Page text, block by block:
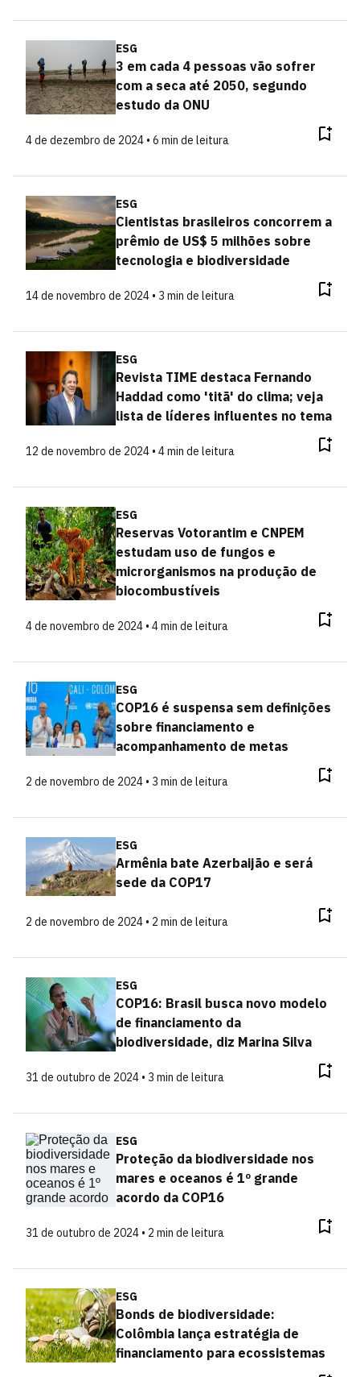
ESG
3 em cada 4 pessoas vão sofrer
com a seca até 2050, segundo
estudo da ONU
4 de dezembro de 2024 • 6 min de leitura
ESG
Cientistas brasileiros concorrem a
prêmio de US$ 5 milhões sobre
tecnologia e biodiversidade
14 de novembro de 2024 • 3 min de leitura
ESG
Revista TIME destaca Fernando
Haddad como 'titã' do clima; veja
lista de líderes influentes no tema
12 de novembro de 2024 • 4 min de leitura
ESG
Reservas Votorantim e CNPEM
estudam uso de fungos e
microrganismos na produção de
biocombustíveis
4 de novembro de 2024 • 4 min de leitura
ESG
COP16 é suspensa sem definições
sobre financiamento e
acompanhamento de metas
2 de novembro de 2024 • 3 min de leitura
ESG
Armênia bate Azerbaijão e será
sede da COP17
2 de novembro de 2024 • 2 min de leitura
ESG
COP16: Brasil busca novo modelo
de financiamento da
biodiversidade, diz Marina Silva
31 de outubro de 2024 • 3 min de leitura
ESG
Proteção da biodiversidade nos
mares e oceanos é 1º grande
acordo da COP16
31 de outubro de 2024 • 2 min de leitura
ESG
Bonds de biodiversidade:
Colômbia lança estratégia de
financiamento para ecossistemas